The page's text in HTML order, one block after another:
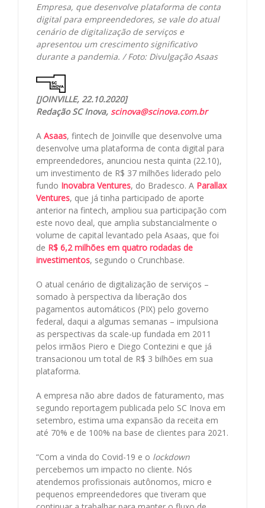
Empresa, que desenvolve plataforma de conta
digital para empreendedores, se vale do atual
cenário de digitalização de serviços e
apresentou um crescimento significativo
durante a pandemia. / Foto: Divulgação Asaas
[JOINVILLE, 22.10.2020]
Redação SC Inova, scinova@scinova.com.br
A Asaas, fintech de Joinville que desenvolve uma
desenvolve uma plataforma de conta digital para
empreendedores, anunciou nesta quinta (22.10),
um investimento de R$ 37 milhões liderado pelo
fundo Inovabra Ventures, do Bradesco. A Parallax
Ventures, que já tinha participado de aporte
anterior na fintech, ampliou sua participação com
este novo deal, que amplia substancialmente o
volume de capital levantado pela Asaas, que foi
de R$ 6,2 milhões em quatro rodadas de
investimentos, segundo o Crunchbase.
O atual cenário de digitalização de serviços –
somado à perspectiva da liberação dos
pagamentos automáticos (PIX) pelo governo
federal, daqui a algumas semanas – impulsiona
as perspectivas da scale-up fundada em 2011
pelos irmãos Piero e Diego Contezini e que já
transacionou um total de R$ 3 bilhões em sua
plataforma.
A empresa não abre dados de faturamento, mas
segundo reportagem publicada pelo SC Inova em
setembro, estima uma expansão da receita em
até 70% e de 100% na base de clientes para 2021.
“Com a vinda do Covid-19 e o lockdown
percebemos um impacto no cliente. Nós
atendemos profissionais autônomos, micro e
pequenos empreendedores que tiveram que